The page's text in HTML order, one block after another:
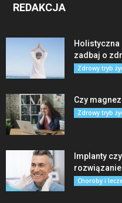
REDAKCJA
Holistyczna
zadbaj o
Zdrowy tryb
Czy
Zdrowy tryb
Implanty
Choroby i